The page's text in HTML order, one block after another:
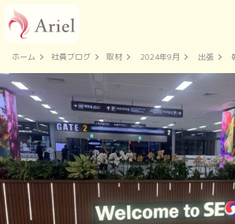
ホーム 社員ブログ 取材 2024年9月 出張